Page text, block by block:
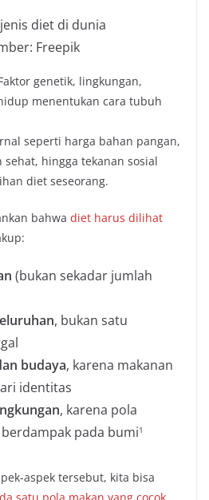
Freepik
genetik, lingkungan,
menentukan cara tubuh
seperti harga bahan pangan,
sehat, hingga tekanan sosial
diet seseorang.
bahwa diet harus dilihat
(bukan sekadar jumlah
, bukan satu
budaya, karena makanan
identitas
, karena pola
pada bumi1
aspek tersebut, kita bisa